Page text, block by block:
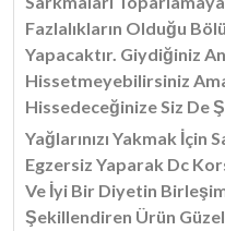
Fazlalıkların Olduğu
Yapacaktır. Giydiğiniz
Hissetmeyebilirsiniz
Hissedeceğinize Siz De
Yağlarınızı Yakmak İçin
Egzersiz Yaparak Dc
Ve İyi Bir Diyetin
Şekillendiren Ürün